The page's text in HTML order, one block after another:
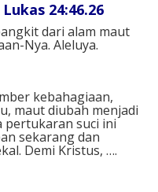
24:46.26
dari alam maut
Nya. Aleluya.
kebahagiaan,
maut diubah menjadi
pertukaran suci ini
sekarang dan
Demi Kristus, ….